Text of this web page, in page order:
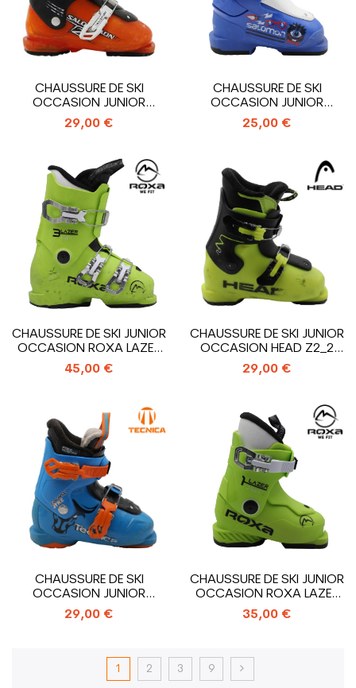
CHAUSSURE DE SKI
OCCASION JUNIOR
SALOMON T2_2
CROCHETS
29,00 €
CHAUSSURE DE SKI
OCCASION JUNIOR
SALOMON T1_1 CROCHET
25,00 €
CHAUSSURE DE SKI JUNIOR
OCCASION ROXA LAZER
3_3...
45,00 €
CHAUSSURE DE SKI JUNIOR
OCCASION HEAD Z2_2
CROCHETS
29,00 €
CHAUSSURE DE SKI
OCCASION JUNIOR
TECNICA COCHISE...
29,00 €
CHAUSSURE DE SKI JUNIOR
OCCASION ROXA LAZER
1_1 CROCHET
35,00 €
1 2 3 9